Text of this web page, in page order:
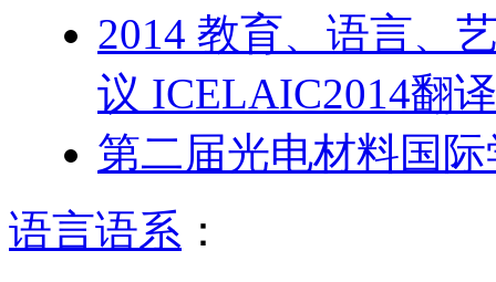
2014 教育、语言、
议 ICELAIC2014翻译
第二届光电材料国
语言语系 ：